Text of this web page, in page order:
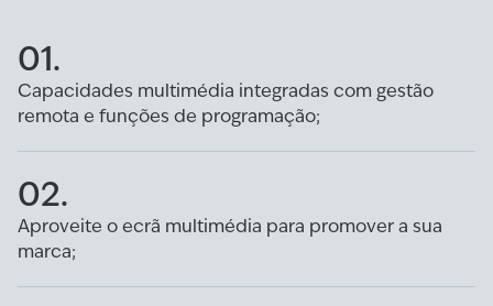
01.
Capacidades multimédia integradas com gestão
remota e funções de programação;
02.
Aproveite o ecrã multimédia para promover a sua
marca;